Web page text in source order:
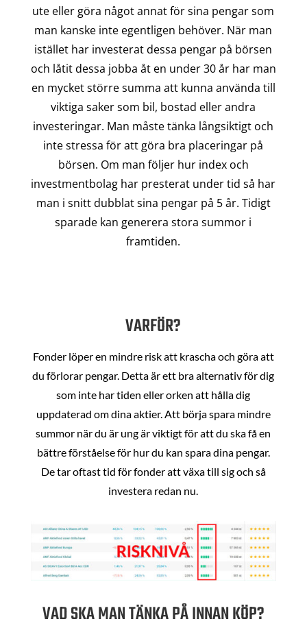
ute eller göra något annat för sina pengar som
man kanske inte egentligen behöver. När man
istället har investerat dessa pengar på börsen
och låtit dessa jobba åt en under 30 år har man
en mycket större summa att kunna använda till
viktiga saker som bil, bostad eller andra
investeringar. Man måste tänka långsiktigt och
inte stressa för att göra bra placeringar på
börsen. Om man följer hur index och
investmentbolag har presterat under tid så har
man i snitt dubblat sina pengar på 5 år. Tidigt
sparade kan generera stora summor i
framtiden.
VARFÖR?
Fonder löper en mindre risk att krascha och göra att
du förlorar pengar. Detta är ett bra alternativ för dig
som inte har tiden eller orken att hålla dig
uppdaterad om dina aktier. Att börja spara mindre
summor när du är ung är viktigt för att du ska få en
bättre förståelse för hur du kan spara dina pengar.
De tar oftast tid för fonder att växa till sig och så
investera redan nu.
VAD SKA MAN TÄNKA PÅ INNAN KÖP?